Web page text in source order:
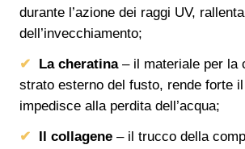
durante l’azione dei raggi UV,
dell’invecchiamento;
La cheratina– il materiale per la
strato esterno del fusto, rende forte
impedisce alla perdita dell’acqua;
Il collagene – il trucco della